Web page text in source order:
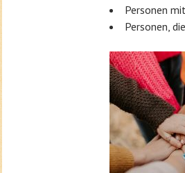
Personen
Personen,